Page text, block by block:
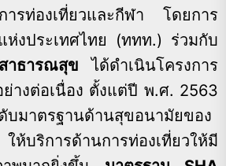
ารท่องเที่ยวและกีฬา โดยการ
ห่งประเทศไทย (ททท.) ร่วมกับ
าธารณสุข ได้ดำเนินโครงการ
ย่างต่อเนื่อง ตั้งแต่ปี พ.ศ. 2563
บมาตรฐานด้านสุขอนามัยของ
ริการด้านการท่องเที่ยวให้มี